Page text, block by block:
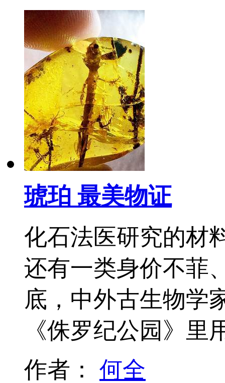
琥珀 最美物证
化石法医研究的材
还有一类身价不菲
底，中外古生物学
《侏罗纪公园》
作者： 何全